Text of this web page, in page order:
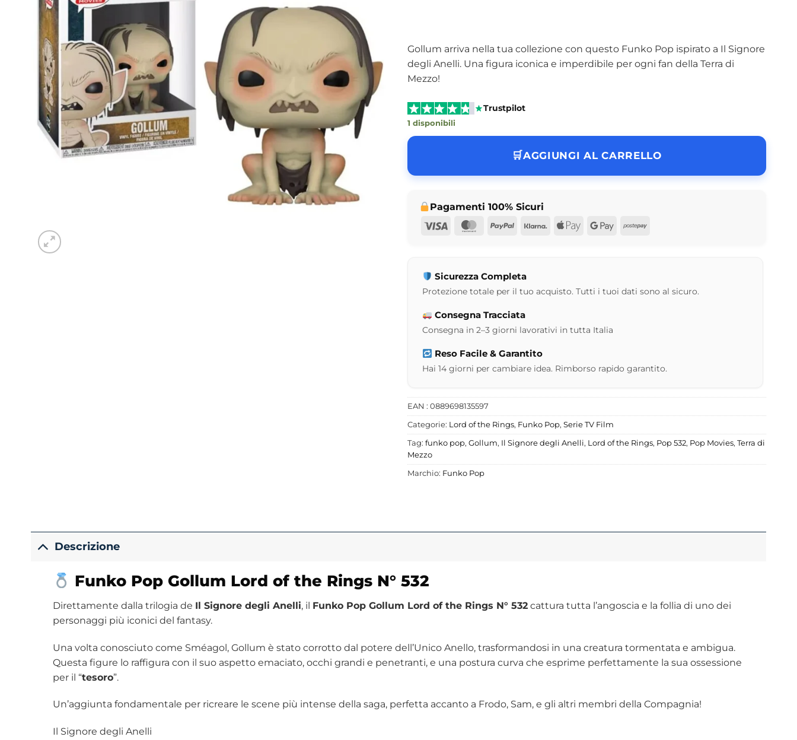
Gollum arriva nella tua collezione con questo Funko Pop ispirato a Il Signore
degli Anelli. Una figura iconica e imperdibile per ogni fan della Terra di
Mezzo!
Trustpilot
1 disponibili
AGGIUNGI AL CARRELLO
Pagamenti 100% Sicuri
Visa
MasterCard
PayPalKlarna Apple GooglePostepay
Sicurezza Completa
Protezione totale per il tuo acquisto. Tutti i tuoi dati sono al sicuro.
Consegna Tracciata
Consegna in 2–3 giorni lavorativi in tutta Italia
Reso Facile & Garantito
Hai 14 giorni per cambiare idea. Rimborso rapido garantito.
EAN : 0889698135597
Categorie: Lord of the Rings, Funko Pop, Serie TV Film
Tag: funko pop, Gollum, Il Signore degli Anelli, Lord of the Rings, Pop 532, Pop Movies, Terra di
Mezzo
Marchio: Funko Pop
Descrizione
Funko PopGollum Lord of the RingsN° 532
Direttamente dalla trilogia de Il Signore degli Anelli, il Funko Pop Gollum Lord of the Rings N° 532cattura tutta l’angoscia e la follia di uno dei
personaggi più iconici del fantasy.
Una volta conosciuto come Sméagol, Gollum è stato corrotto dal potere dell’Unico Anello, trasformandosi in una creatura tormentata e ambigua.
Questa figure lo raffigura con il suo aspetto emaciato, occhi grandi e penetranti, e una postura curva che esprime perfettamente la sua ossessione
per il “tesoro”.
Un’aggiunta fondamentale per ricreare le scene più intense della saga, perfetta accanto a Frodo, Sam, e gli altri membri della Compagnia!
Il Signore degli Anelli